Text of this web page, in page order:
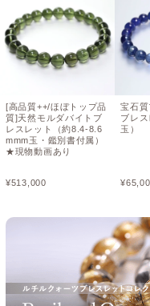
[高品質++/ほぼトップ品
質]天然モルダバイトブ
レスレット（約8.4-8.6
mmm玉・鑑別書付属）
★現物動画あり
¥513,000
宝石
ブレ
玉）
¥